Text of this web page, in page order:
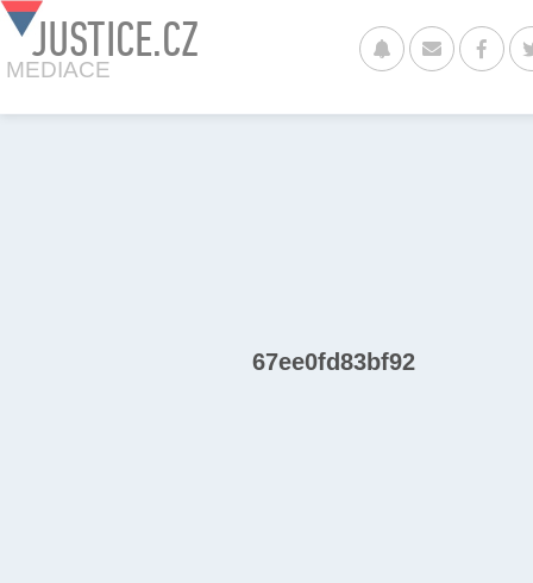
JUSTICE.CZ
MEDIACE
67ee0fd83bf92